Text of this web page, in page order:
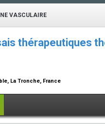
VASCULAIRE
thérapeutiques
La Tronche, France